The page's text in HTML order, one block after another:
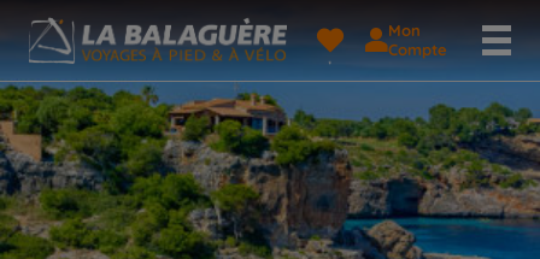
Mon
Compte